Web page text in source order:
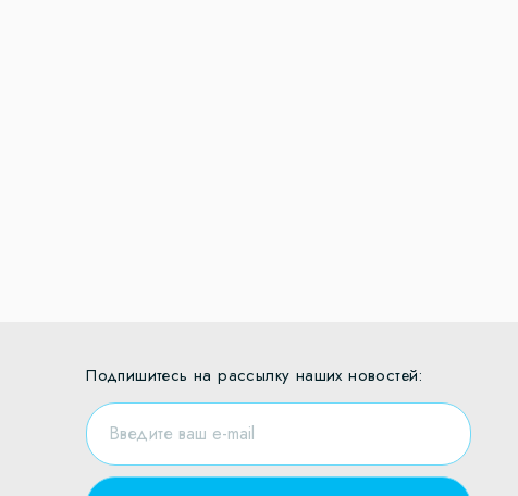
Подпишитесь на рассылку наших новостей: